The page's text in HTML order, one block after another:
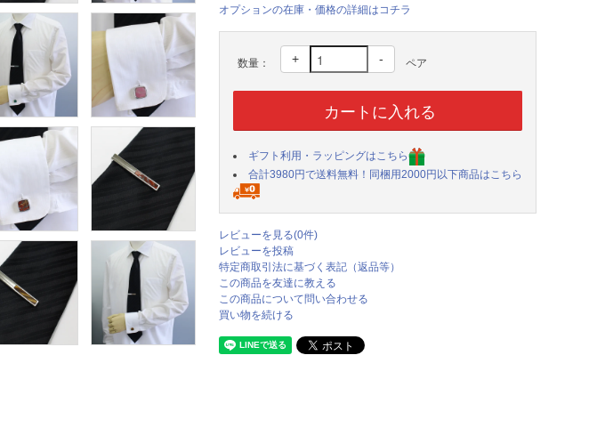
オプションの在庫・価格の詳細はコチラ
数量： + - ペア
ギフト利用・ラッピングはこちら
合計3980円で送料無料！同梱用2000円以下商品はこちら
レビューを見る(0件)
レビューを投稿
特定商取引法に基づく表記（返品等）
この商品を友達に教える
この商品について問い合わせる
買い物を続ける